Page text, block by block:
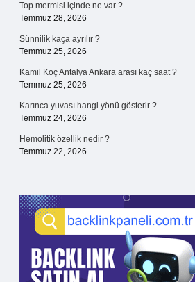
Top mermisi içinde ne var ?
Temmuz 28, 2026
Sünnilik kaça ayrılır ?
Temmuz 25, 2026
Kamil Koç Antalya Ankara arası kaç saat ?
Temmuz 25, 2026
Karınca yuvası hangi yönü gösterir ?
Temmuz 24, 2026
Hemolitik özellik nedir ?
Temmuz 22, 2026